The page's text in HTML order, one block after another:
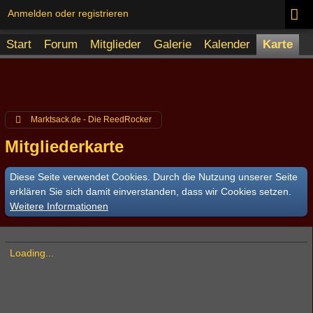
Anmelden oder registrieren
Start Forum Mitglieder Galerie Kalender Karte
Marktsack.de - Die ReedRocker
Mitgliederkarte
Diese Seite verwendet Cookies. Durch die Nutzung unserer Seite
erklären Sie sich damit einverstanden, dass wir Cookies setzen.
Weitere Informationen
Loading...